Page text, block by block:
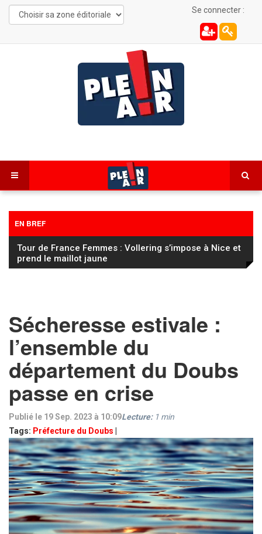
Se connecter :
EN BREF
Tour de France Femmes : Vollering s’impose à Nice et
prend le maillot jaune
Sécheresse estivale :
l’ensemble du
département du Doubs
passe en crise
Publié le 19 Sep. 2023 à 10:09
Tags: Préfecture du Doubs
Lecture: 1 min